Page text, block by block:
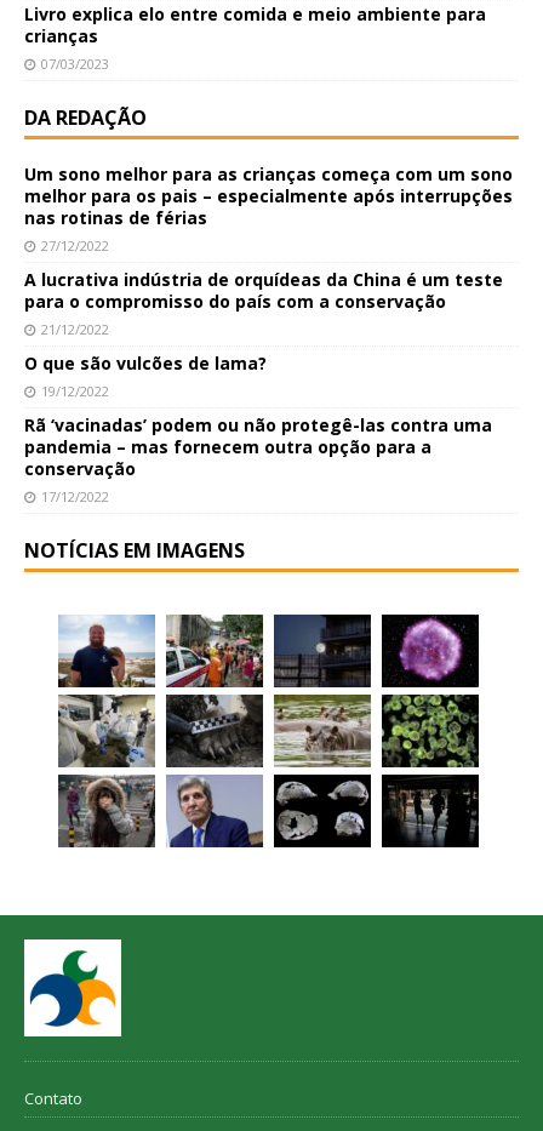
Livro explica elo entre comida e meio ambiente para
crianças
07/03/2023
DA REDAÇÃO
Um sono melhor para as crianças começa com um sono
melhor para os pais – especialmente após interrupções
nas rotinas de férias
27/12/2022
A lucrativa indústria de orquídeas da China é um teste
para o compromisso do país com a conservação
21/12/2022
O que são vulcões de lama?
19/12/2022
Rã ‘vacinadas’ podem ou não protegê-las contra uma
pandemia – mas fornecem outra opção para a
conservação
17/12/2022
NOTÍCIAS EM IMAGENS
Contato